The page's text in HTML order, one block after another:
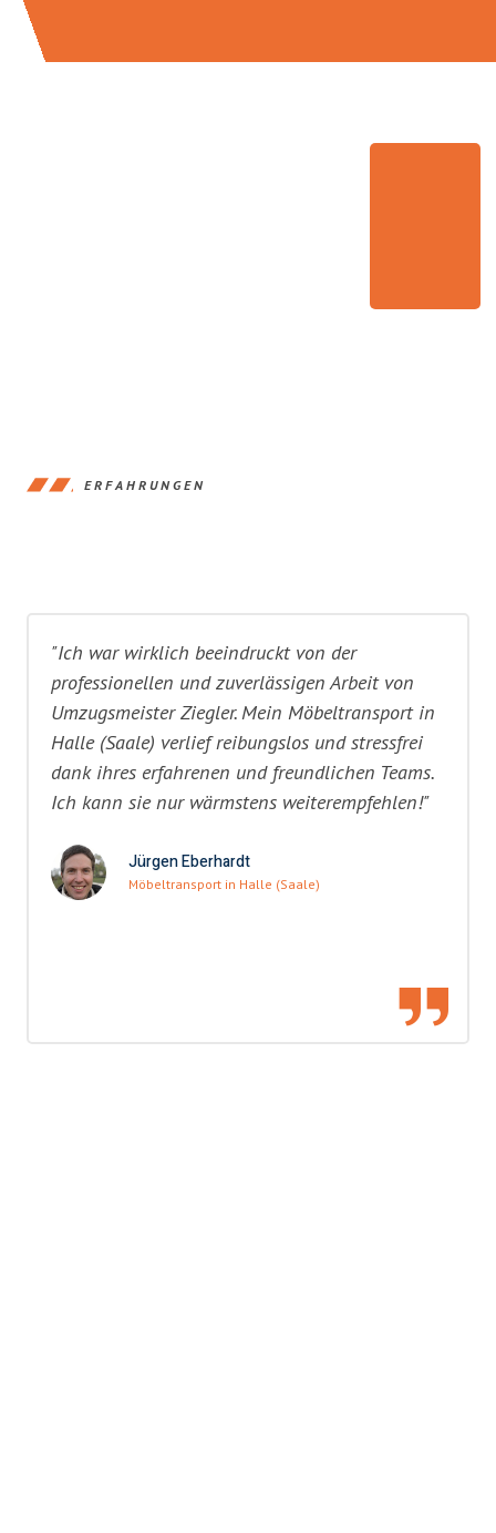
ERFAHRUNGEN
"Ich war wirklich beeindruckt von der
professionellen und zuverlässigen Arbeit von
Umzugsmeister Ziegler. Mein Möbeltransport in
Halle (Saale) verlief reibungslos und stressfrei
dank ihres erfahrenen und freundlichen Teams.
Ich kann sie nur wärmstens weiterempfehlen!"
Jürgen Eberhardt
Möbeltransport in Halle (Saale)